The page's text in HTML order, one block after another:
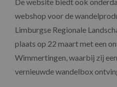
webshop voor de
Limburgse Regionale
plaats op 22 maart met een
Wimmertingen, waarbij zij
vernieuwde wandelbox